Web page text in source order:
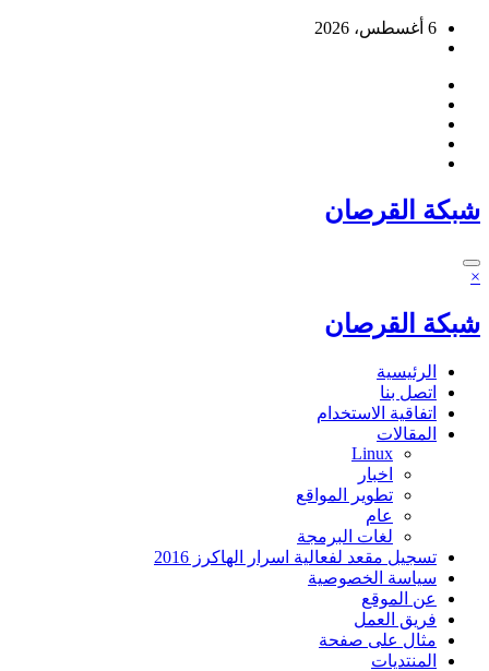
التجاوز6 أغسطس، 2026
شبكة القرصان
×
شبكة القرصان
الرئيسية
اتصل بنا
اتفاقية الاستخدام
المقالات
Linux
اخبار
تطوير المواقع
عام
لغات البرمجة
تسجيل مقعد لفعالية اسرار الهاكرز 2016
سياسة الخصوصية
عن الموقع
فريق العمل
مثال على صفحة
المنتديات